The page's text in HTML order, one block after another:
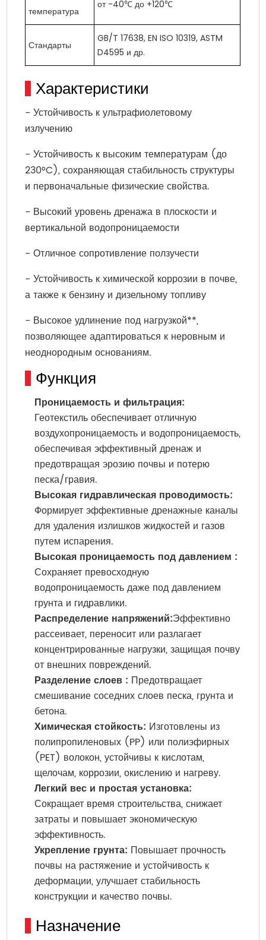
температура
от -40℃ до +120℃
Стандарты
GB/T 17638, EN ISO 10319, ASTM
D4595 и др.
Характеристики
- Устойчивость к ультрафиолетовому
излучению
- Устойчивость к высоким температурам (до
230°C), сохраняющая стабильность структуры
и первоначальные физические свойства.
- Высокий уровень дренажа в плоскости и
вертикальной водопроницаемости
- Отличное сопротивление ползучести
- Устойчивость к химической коррозии в почве,
а также к бензину и дизельному топливу
- Высокое удлинение под нагрузкой**,
позволяющее адаптироваться к неровным и
неоднородным основаниям.
Функция
Проницаемость и фильтрация:
Геотекстиль обеспечивает отличную
воздухопроницаемость и водопроницаемость,
обеспечивая эффективный дренаж и
предотвращая эрозию почвы и потерю
песка/гравия.
Высокая гидравлическая проводимость:
Формирует эффективные дренажные каналы
для удаления излишков жидкостей и газов
путем испарения.
Высокая проницаемость под давлением :
Сохраняет превосходную
водопроницаемость даже под давлением
грунта и гидравлики.
Распределение напряжений:Эффективно
рассеивает, переносит или разлагает
концентрированные нагрузки, защищая почву
от внешних повреждений.
Разделение слоев : Предотвращает
смешивание соседних слоев песка, грунта и
бетона.
Химическая стойкость: Изготовлены из
полипропиленовых (PP) или полиэфирных
(PET) волокон, устойчивы к кислотам,
щелочам, коррозии, окислению и нагреву.
Легкий вес и простая установка:
Сокращает время строительства, снижает
затраты и повышает экономическую
эффективность.
Укрепление грунта: Повышает прочность
почвы на растяжение и устойчивость к
деформации, улучшает стабильность
конструкции и качество почвы.
Назначение